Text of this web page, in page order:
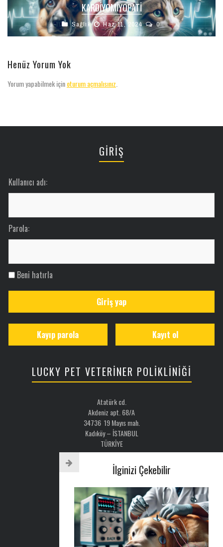
KARDIYOMIYOPATI
Sağlık Haz 11, 2024 0
Henüz Yorum Yok
Yorum yapabilmek içinoturum açmalısınız
İlginizi Çekebilir
GİRİŞ
Kullanıcı adı:
Parola:
Beni hatırla
Giriş yap
Kayıt ol
Kayıp parola
LUCKY PET VETERİNER POLİKLİNİĞİ
Atatürk cd.
Akdeniz apt. 68/A
34736 19 Mayıs mah.
Kadıköy – İSTANBUL
TÜRKİYE
Email: luckypet@luckypet.com.tr
www.luckypet.com.tr
Tel : 0216 386 77 52
AYLIK BÜLTEN